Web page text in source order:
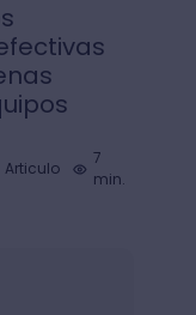
Articulo
7
min.